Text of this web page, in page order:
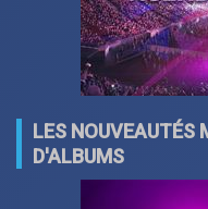
LES NOUVEAUTÉS
D'ALBUMS